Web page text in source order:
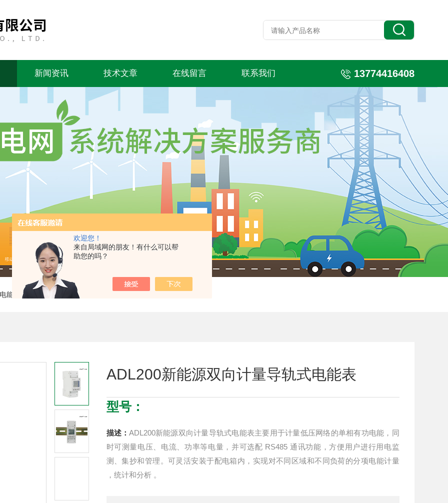
欢迎您！
来自局域网的朋友！有什么可以帮
助您的吗？
新闻资讯 技术文章 在线留言 联系我们 13774416408
能表 > ADL200新能源双向计量导轨式电能表
ADL200新能源双向计量导轨式电能表
型号：
描述： ADL200新能源双向计量导轨式电能表主要用于计量低压网络的单相有功电能，同
时可测量电压、电流、功率等电量，并可选配 RS485 通讯功能，方便用户进行用电监
测、集抄和管理。可灵活安装于配电箱内，实现对不同区域和不同负荷的分项电能计量
，统计和分析 。